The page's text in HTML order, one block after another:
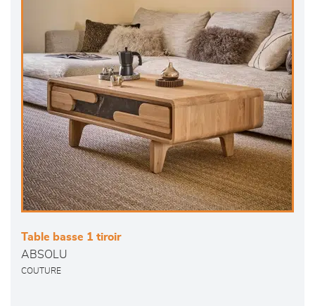
Table basse 1 tiroir
ABSOLU
COUTURE